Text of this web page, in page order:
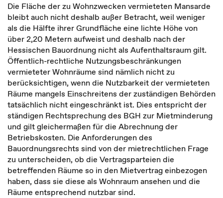
Die Fläche der zu Wohnzwecken vermieteten Mansarde
bleibt auch nicht deshalb außer Betracht, weil weniger
als die Hälfte ihrer Grundfläche eine lichte Höhe von
über 2,20 Metern aufweist und deshalb nach der
Hessischen Bauordnung nicht als Aufenthaltsraum gilt.
Öffentlich-rechtliche Nutzungsbeschränkungen
vermieteter Wohnräume sind nämlich nicht zu
berücksichtigen, wenn die Nutzbarkeit der vermieteten
Räume mangels Einschreitens der zuständigen Behörden
tatsächlich nicht eingeschränkt ist. Dies entspricht der
ständigen Rechtsprechung des BGH zur Mietminderung
und gilt gleichermaßen für die Abrechnung der
Betriebskosten. Die Anforderungen des
Bauordnungsrechts sind von der mietrechtlichen Frage
zu unterscheiden, ob die Vertragsparteien die
betreffenden Räume so in den Mietvertrag einbezogen
haben, dass sie diese als Wohnraum ansehen und die
Räume entsprechend nutzbar sind.